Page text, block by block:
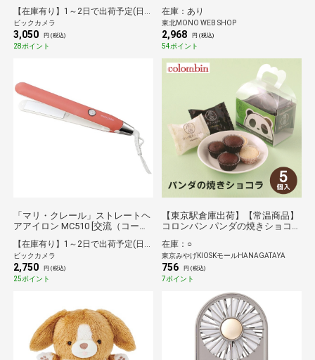
【在庫有り】1～2日で出荷予定(日付指定可)
ビックカメラ
3,050 円 (税込)
28ポイント
在庫：あり
東北MONO WEB SHOP
2,968 円 (税込)
54ポイント
「マリ・クレール」ストレートヘ
アアイロン MC510 [交流（コー
【在庫有り】1～2日で出荷予定(日付指定可)
ビックカメラ
2,750 円 (税込)
25ポイント
【東京駅倉庫出荷】【常温商品】
コロンバン パンダの焼きショコラ
在庫：○
東京みやげKIOSKモールHANAGATAYA
756 円 (税込)
7ポイント